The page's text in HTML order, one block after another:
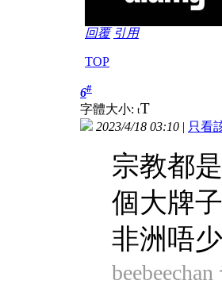
回覆 引用
TOP
6#
字體大小: tT
2023/4/18 03:10 | 只看
宗教都
個大牌子
非洲唔